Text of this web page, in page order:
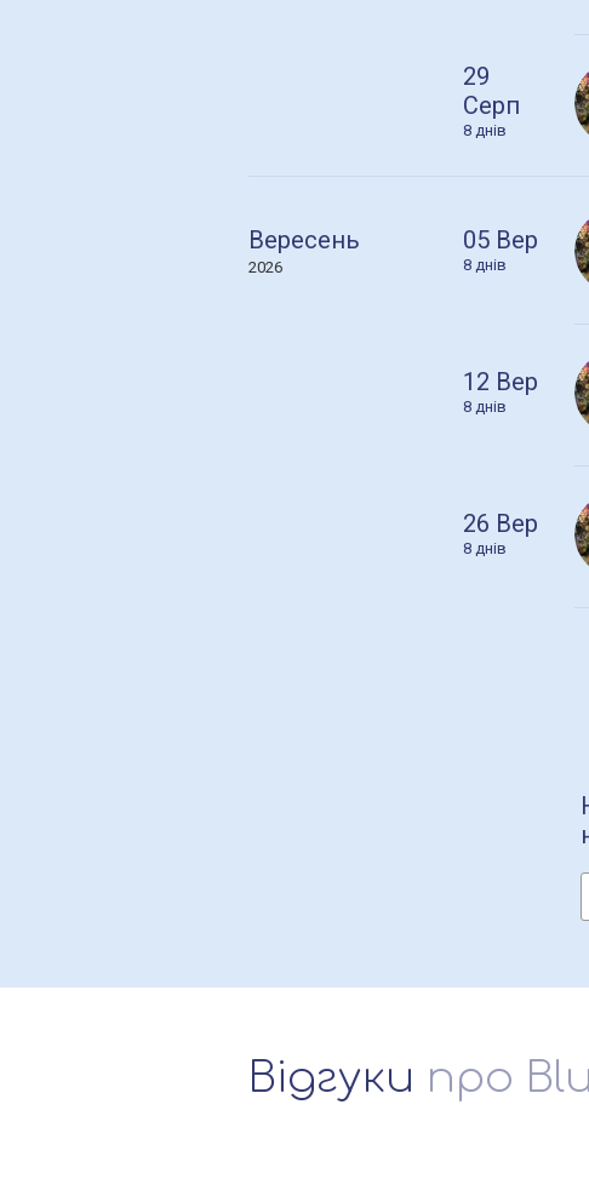
29
Серп
8 днів
Вересень
2026
05 Вер
8 днів
12 Вер
8 днів
26 Вер
8 днів
Відгуки про